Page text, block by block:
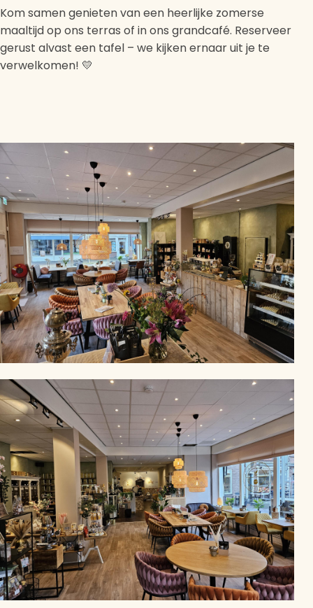
Kom samen genieten van een heerlijke zomerse
maaltijd op ons terras of in ons grandcafé. Reserveer
gerust alvast een tafel – we kijken ernaar uit je te
verwelkomen! 💛